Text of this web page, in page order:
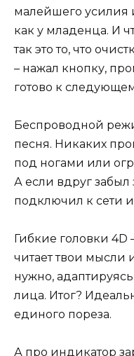
малейшего усилия
как у младенца. И
так это то, что
– нажал кнопку,
готово к
Беспроводной
песня. Никаких
под ногами или
А если вдруг забыл
подключил к сети
Гибкие головки 4D
читает твои мысли
нужно,
лица. Итог?
единого пореза.
А про индикатор